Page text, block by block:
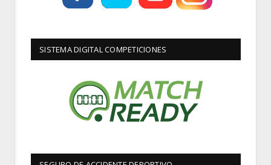
SISTEMA DIGITAL COMPETICIONES